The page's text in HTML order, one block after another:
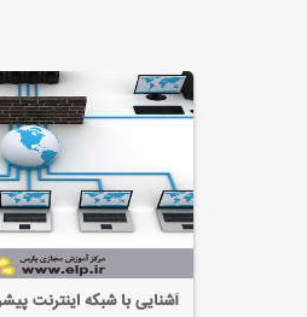
آشنایی با شبکه اینترنت